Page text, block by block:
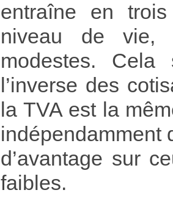
entraîne en
niveau de vie,
modestes.
l’inverse des
la TVA est la
indépendamment
d’avantage sur
faibles.